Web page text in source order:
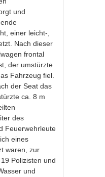
und
einer leicht-,
Nach dieser
frontal
der umstürzte
Fahrzeug fiel.
der Seat das
ca. 8 m
des
Feuerwehrleute
eines
waren, zur
Polizisten und
und